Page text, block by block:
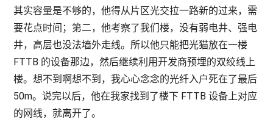
其实容量是不够的，他得从片区光交拉一路新的过来，需
要花点时间；第二，他考察了我们楼，没有弱电井、强电
井，高层也没法墙外走线。所以他只能把光猫放在一楼
FTTB 的设备那边，然后继续利用开发商预埋的双绞线上
楼。想不到啊想不到，我心心念念的光纤入户死在了最后
50m。说完以后，他在我家找到了楼下 FTTB 设备上对应
的网线，就离开了。